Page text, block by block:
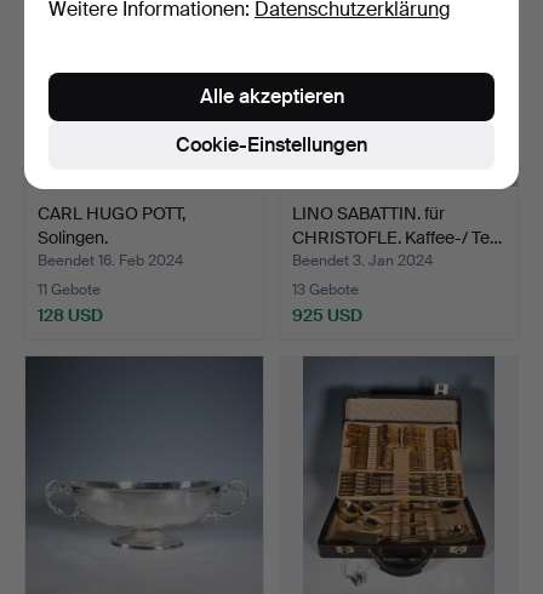
CARL HUGO POTT,
Solingen.
Edelstahlbesteck…
Beendet 16. Feb 2024
11 Gebote
128 USD
LINO SABATTIN. für
CHRISTOFLE. Kaffee-/ Te…
Beendet 3. Jan 2024
13 Gebote
925 USD
Weitere Informationen: Datenschutzerklärung
Cookie-Einstellungen
Alle akzeptieren